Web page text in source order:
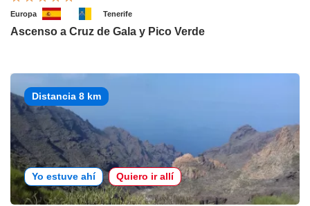
Europa Tenerife
Ascenso a Cruz de Gala y Pico Verde
Distancia 8 km
Yo estuve ahí Quiero ir allí